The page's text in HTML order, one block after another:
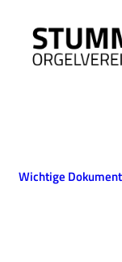
Wichtige